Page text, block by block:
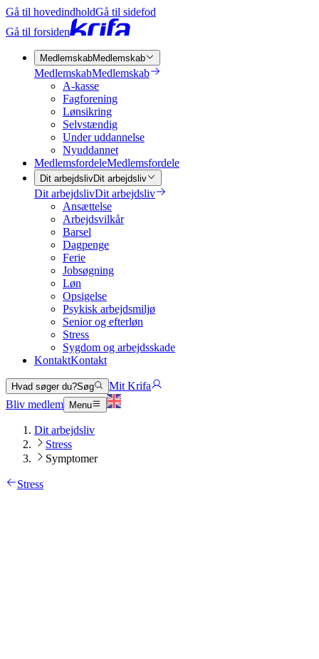
Gå til hovedindholdGå til sidefod
Gå til forsiden
MedlemskabMedlemskab
MedlemskabMedlemskab
A-kasse
Fagforening
Lønsikring
Selvstændig
Under uddannelse
Nyuddannet
MedlemsfordeleMedlemsfordele
Dit arbejdslivDit arbejdsliv
Dit arbejdslivDit arbejdsliv
Ansættelse
Arbejdsvilkår
Barsel
Dagpenge
Ferie
Jobsøgning
Løn
Opsigelse
Psykisk arbejdsmiljø
Senior og efterløn
Stress
Sygdom og arbejdsskade
KontaktKontakt
Hvad søger du?Søg
Mit Krifa
Bliv medlem
Menu
Dit arbejdsliv
Stress
Symptomer
Stress